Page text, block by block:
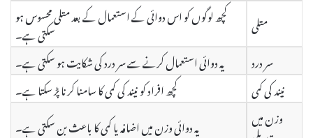
متلی
کچھ لوگوں کو اس دوائی کے استعمال کے بعد متلی محسوس ہو
سکتی ہے۔
سر درد
یہ دوائی استعمال کرنے سے سر درد کی شکایت ہو سکتی ہے۔
نیند کی کمی
کچھ افراد کو نیند کی کمی کا سامنا کرنا پڑ سکتا ہے۔
وزن میں
یہ دوائی وزن میں اضافہ یا کمی کا باعث بن سکتی ہے۔